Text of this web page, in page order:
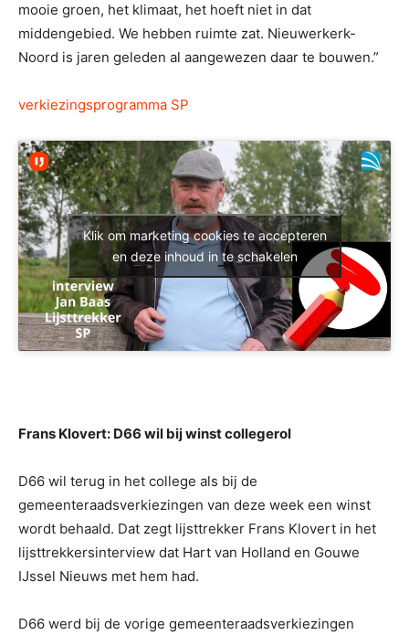
mooie groen, het klimaat, het hoeft niet in dat
middengebied. We hebben ruimte zat. Nieuwerkerk-
Noord is jaren geleden al aangewezen daar te bouwen.”
verkiezingsprogramma SP
Klik om marketing cookies te accepteren
en deze inhoud in te schakelen
Frans Klovert: D66 wil bij winst collegerol
D66 wil terug in het college als bij de
gemeenteraadsverkiezingen van deze week een winst
wordt behaald. Dat zegt lijsttrekker Frans Klovert in het
lijsttrekkersinterview dat Hart van Holland en Gouwe
IJssel Nieuws met hem had.
D66 werd bij de vorige gemeenteraadsverkiezingen